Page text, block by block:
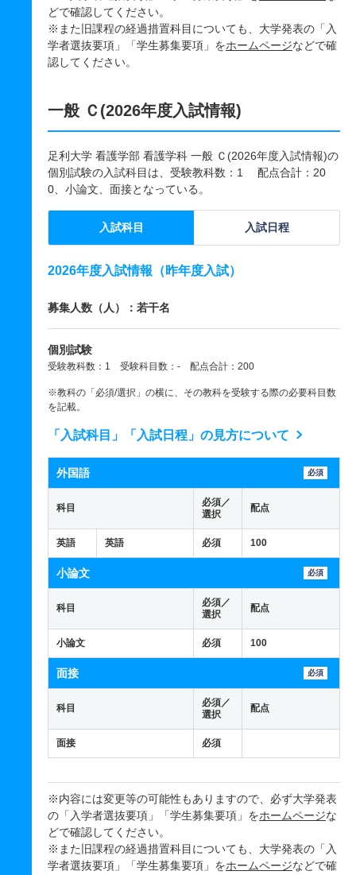
どで確認してください。
※また旧課程の経過措置科目についても、大学発表の「入
学者選抜要項」「学生募集要項」をホームページなどで確
認してください。
一般 Ｃ(2026年度入試情報)
足利大学 看護学部 看護学科 一般 Ｃ(2026年度入試情報)の
個別試験の入試科目は、受験教科数：1 配点合計：20
0、小論文、面接となっている。
入試科目 入試日程
2026年度入試情報（昨年度入試）
募集人数（人）：若干名
個別試験
受験教科数：1 受験科目数：- 配点合計：200
※教科の「必須/選択」の横に、その教科を受験する際の必要科目数
を記載。
「入試科目」「入試日程」の見方について
外国語 必須
科目
必須／
選択
配点
英語 英語 必須 100
小論文 必須
科目
必須／
選択
配点
小論文 必須 100
面接 必須
科目
必須／
選択
配点
面接 必須
※内容には変更等の可能性もありますので、必ず大学発表
の「入学者選抜要項」「学生募集要項」をホームページな
どで確認してください。
※また旧課程の経過措置科目についても、大学発表の「入
学者選抜要項」「学生募集要項」をホームページなどで確